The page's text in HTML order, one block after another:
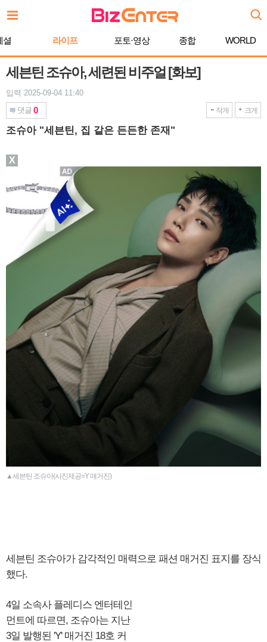
문
로셜 라이프 포토·영상 종합 WORLD
세븐틴 조슈아, 세련된 비주얼 [화보]
입력 2025-09-04 11:40
댓글 0 작게 크게
조슈아 "세븐틴, 집 같은 든든한 존재"
▲세븐틴 조슈아(사진제공=Y 매거진)
세븐틴 조슈아가 감각적인 매력으로 패션 매거진 표지를 장식
했다.
4일 소속사 플레디스 엔터테인
먼트에 따르면, 조슈아는 지난
3일 발행된 'Y' 매거진 18호 커
X